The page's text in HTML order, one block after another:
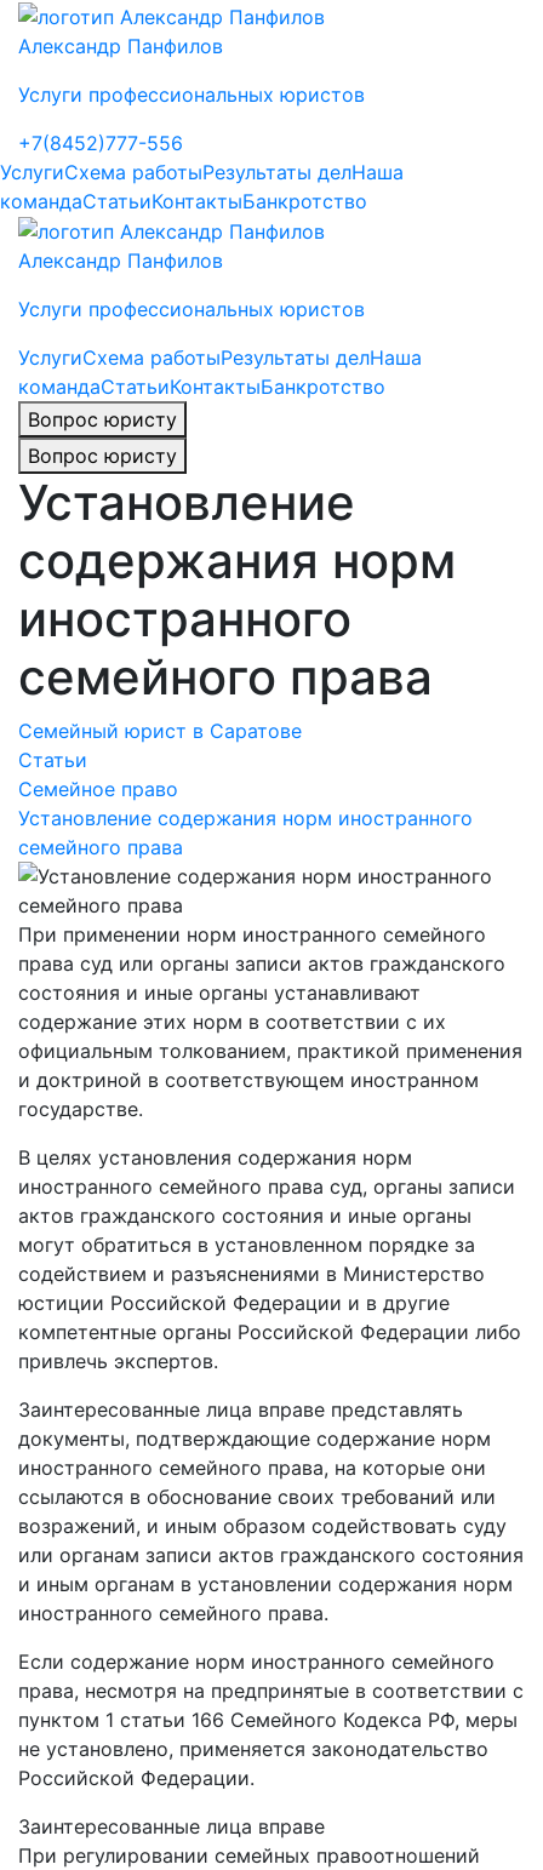
Александр Панфилов
Услуги профессиональных юристов
+7(8452)777-556
УслугиСхема работыРезультаты делНаша
командаСтатьиКонтактыБанкротство
Александр Панфилов
Услуги профессиональных юристов
УслугиСхема работыРезультаты делНаша
командаСтатьиКонтактыБанкротство
Вопрос юристу
Вопрос юристу
Установление
содержания норм
иностранного
семейного права
Семейный юрист в Саратове
Статьи
Семейное право
Установление содержания норм иностранного
семейного права
При применении норм иностранного семейного
права суд или органы записи актов гражданского
состояния и иные органы устанавливают
содержание этих норм в соответствии с их
официальным толкованием, практикой применения
и доктриной в соответствующем иностранном
государстве.
В целях установления содержания норм
иностранного семейного права суд, органы записи
актов гражданского состояния и иные органы
могут обратиться в установленном порядке за
содействием и разъяснениями в Министерство
юстиции Российской Федерации и в другие
компетентные органы Российской Федерации либо
привлечь экспертов.
Заинтересованные лица вправе представлять
документы, подтверждающие содержание норм
иностранного семейного права, на которые они
ссылаются в обоснование своих требований или
возражений, и иным образом содействовать суду
или органам записи актов гражданского состояния
и иным органам в установлении содержания норм
иностранного семейного права.
Если содержание норм иностранного семейного
права, несмотря на предпринятые в соответствии с
пунктом 1 статьи 166 Семейного Кодекса РФ, меры
не установлено, применяется законодательство
Российской Федерации.
Заинтересованные лица вправе
При регулировании семейных правоотношений